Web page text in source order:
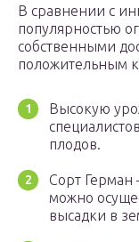
В сравнении с
популярностью
собственными
положительным
Высокую
плодов.
Сорт
можно
высадки в